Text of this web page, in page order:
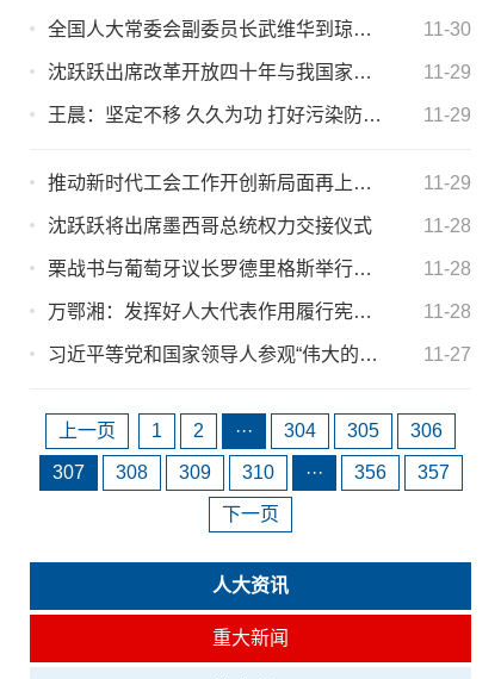
全国人大常委会副委员长武维华到琼中调研脱贫攻坚工作 11-30
沈跃跃出席改革开放四十年与我国家庭教育的理论创新和实践发展主题学术年会 11-29
王晨：坚定不移 久久为功 打好污染防治攻坚战 11-29
推动新时代工会工作开创新局面再上新台阶 王东明到津调研 11-29
沈跃跃将出席墨西哥总统权力交接仪式 11-28
栗战书与葡萄牙议长罗德里格斯举行会谈 11-28
万鄂湘：发挥好人大代表作用履行宪法法律赋予职责 11-28
习近平等党和国家领导人参观“伟大的变革——庆祝改革开放40周年 大型展览” 11-27
上一页 1 2 ··· 304 305 306
307 308 309 310 ··· 356 357
下一页
人大资讯
重大新闻